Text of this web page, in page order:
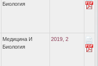
Биология
Медицина И
Биология
2019, 2